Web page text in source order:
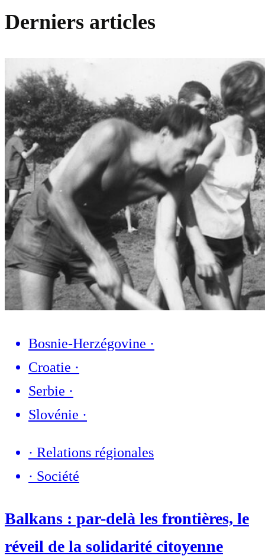
Derniers articles
Bosnie-Herzégovine ·
Croatie ·
Serbie ·
Slovénie ·
· Relations régionales
· Société
Balkans : par-delà les frontières, le
réveil de la solidarité citoyenne